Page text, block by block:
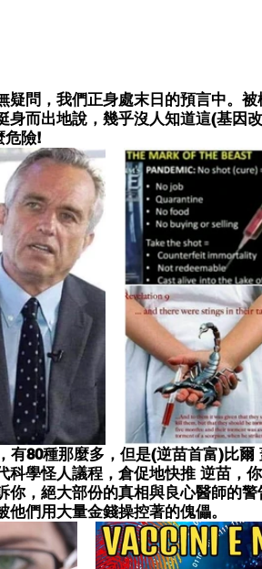
疑問，我們正身處末日的預言中。
身而出地說，幾乎沒人知道這(基因
危險!
有80種那麼多，但是(逆苗首富)比爾
科學怪人議程，倉促地快推 逆苗，
你，絕大部份的真相與良心醫師的
們用大量金錢操控著的傀儡。